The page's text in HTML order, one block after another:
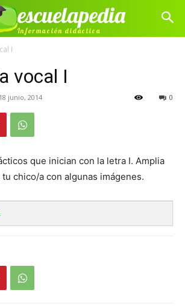
escuelapedia
Información didáctica
I
vocal I
18 junio, 2014 0
que inician con la letra I. Amplia
chico/a con algunas imágenes.